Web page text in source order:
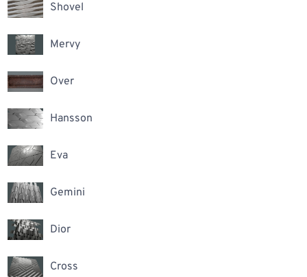
Shovel
Mervy
Over
Hansson
Eva
Gemini
Dior
Cross